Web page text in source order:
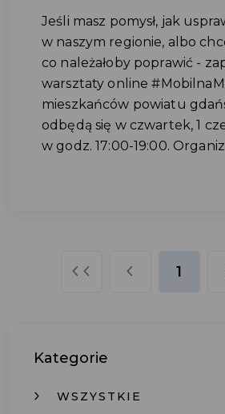
Jeśli masz pomysł, jak
w naszym regionie, albo
co należałoby poprawić -
warsztaty online
mieszkańców powiatu
odbędą się w czwartek, 1
w godz. 17:00-19:00.
1
Kategorie
WSZYSTKIE